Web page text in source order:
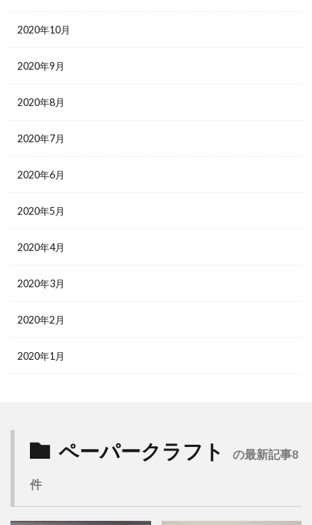
2020年10月
2020年9月
2020年8月
2020年7月
2020年6月
2020年5月
2020年4月
2020年3月
2020年2月
2020年1月
ペーパークラフト の最新記事8
件